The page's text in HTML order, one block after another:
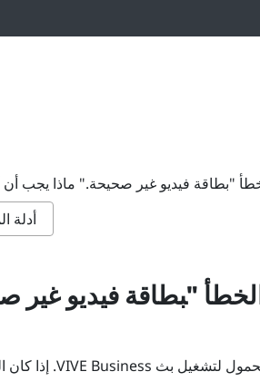
أدلة
"‍بطاقة فيديو غير
لتشغيل بث VIVE Business
. إذا كان